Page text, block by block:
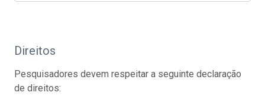
Direitos
Pesquisadores devem respeitar a seguinte declaração
de direitos: